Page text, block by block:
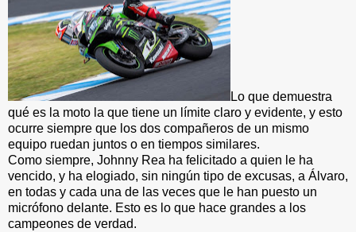
Lo que demuestra
qué es la moto la que tiene un límite claro y evidente, y esto
ocurre siempre que los dos compañeros de un mismo
equipo ruedan juntos o en tiempos similares.
Como siempre, Johnny Rea ha felicitado a quien le ha
vencido, y ha elogiado, sin ningún tipo de excusas, a Álvaro,
en todas y cada una de las veces que le han puesto un
micrófono delante. Esto es lo que hace grandes a los
campeones de verdad.